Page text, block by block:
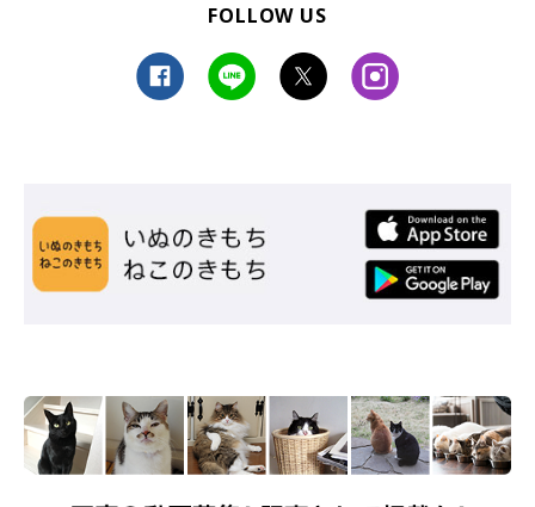
FOLLOW US